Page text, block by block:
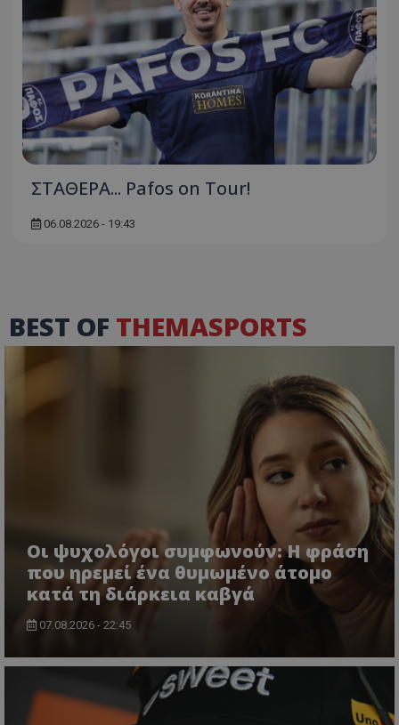
ΣΤΑΘΕΡΑ... Pafos on Tour!
06.08.2026 - 19:43
BEST OF THEMASPORTS
Οι ψυχολόγοι συμφωνούν: Η φράση
που ηρεμεί ένα θυμωμένο άτομο
κατά τη διάρκεια καβγά
07.08.2026 - 22:45